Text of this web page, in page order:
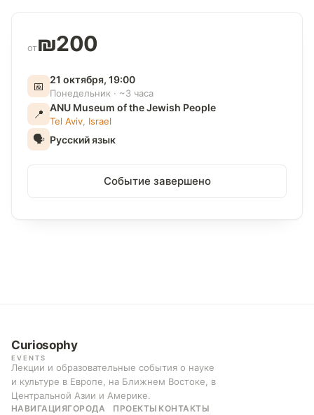
от₪200
📅 21 октября, 19:00
Понедельник · ~3 часа
📍 ANU Museum of the Jewish People
Tel Aviv Israel
🗣 Русский язык
Событие завершено
Curiosophy
EVENTS
Лекции и образовательные события о науке
и культуре в Европе, на Ближнем Востоке, в
Центральной Азии и Америке.
НАВИГАЦИЯГОРОДА ПРОЕКТЫ КОНТАКТЫ